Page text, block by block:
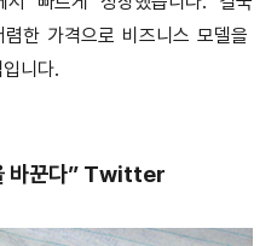
한 가격으로 비즈니스 모델을
니다.
바꾼다” Twitter